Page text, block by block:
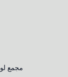
مجمع